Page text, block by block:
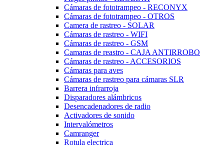
Cámaras de fototrampeo - RECONYX
Cámaras de fototrampeo - OTROS
Camera de rastreo - SOLAR
Cámaras de rastreo - WIFI
Cámaras de rastreo - GSM
Camaras de reastro - CAJA ANTIRROBO
Cámaras de rastreo - ACCESORIOS
Cámaras para aves
Cámaras de rastreo para cámaras SLR
Barrera infrarroja
Disparadores alámbricos
Desencadenadores de radio
Activadores de sonido
Intervalómetros
Camranger
Rotula electrica